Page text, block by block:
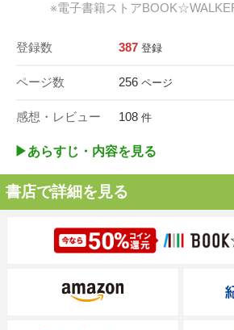
※電子書籍ストア
登録数 387 登録
ページ数 256 ページ
感想・レビュー 108 件
▶︎あらすじ・内容を見る
書店で詳細を見る